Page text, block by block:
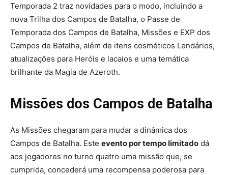
Temporada 2 traz novidades para o modo, incluindo a
nova Trilha dos Campos de Batalha, o Passe de
Temporada dos Campos de Batalha, Missões e EXP dos
Campos de Batalha, além de itens cosméticos Lendários,
atualizações para Heróis e lacaios e uma temática
brilhante da Magia de Azeroth.
Missões dos Campos de Batalha
As Missões chegaram para mudar a dinâmica dos
Campos de Batalha. Este evento por tempo limitado dá
aos jogadores no turno quatro uma missão que, se
cumprida, concederá uma recompensa poderosa para